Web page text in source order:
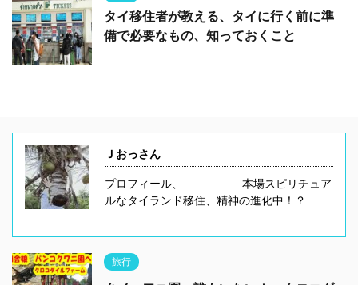
タイ移住者が教える、タイに行く前に準
備で必要なもの、知っておくこと
Ｊおっさん
プロフィール、 本場スピリチュア
ルなタイランド移住、精神の進化中！？
旅行